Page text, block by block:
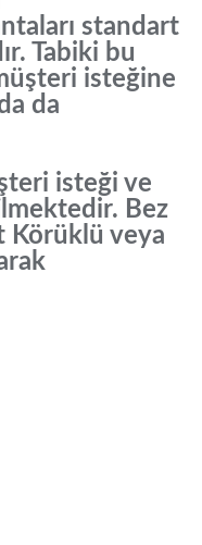
standart
Tabiki bu
isteğine
da
isteği ve
Bez
Körüklü veya